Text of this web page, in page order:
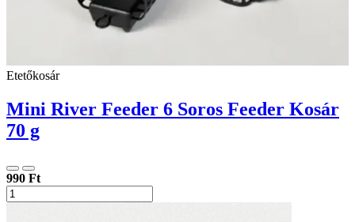
Etetőkosár
Mini River Feeder 6 Soros Feeder Kosár
70 g
990 Ft